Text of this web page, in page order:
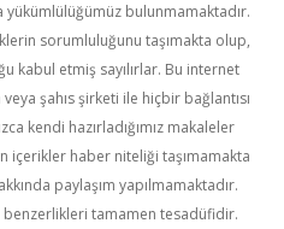
bulunmamaktadır.
sorumluluğunu taşımakta olup,
kabul etmiş sayılırlar. Bu internet
şahıs şirketi ile hiçbir bağlantısı
kendi hazırladığımız makaleler
içerikler haber niteliği taşımamakta
paylaşım yapılmamaktadır.
tamamen tesadüfidir.